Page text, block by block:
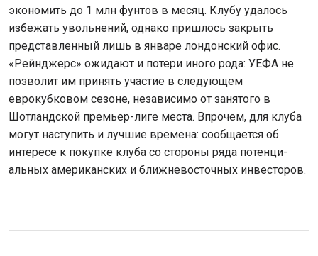
экономить до 1 млн фунтов в месяц. Клубу удалось
избежать увольнений, однако пришлось закрыть
представленный лишь в январе лондонский офис.
«Рейнджерс» ожидают и потери иного рода: УЕФА не
позволит им принять участие в следующем
еврокубковом сезоне, независимо от занятого в
Шотландской премьер-лиге места. Впрочем, для клуба
могут наступить и лучшие времена: сообщается об
интересе к покупке клуба со стороны ряда потенци-
альных американских и ближневосточных инвесторов.